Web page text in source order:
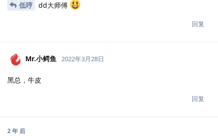
低哼 dd大师傅
回复
Mr.小鳄鱼 2022年3月28日
黑总，牛皮
回复
2 年 后